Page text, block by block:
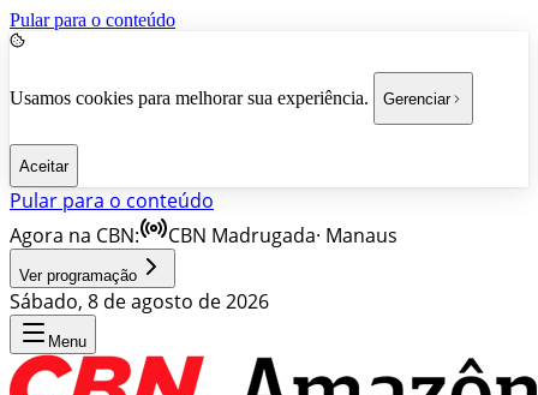
Pular para o conteúdo
Usamos cookies para melhorar sua experiência. Gerenciar
Aceitar
Pular para o conteúdo
Agora na CBN:
CBN Madrugada· Manaus
Ver programação
Sábado, 8 de agosto de 2026
Menu